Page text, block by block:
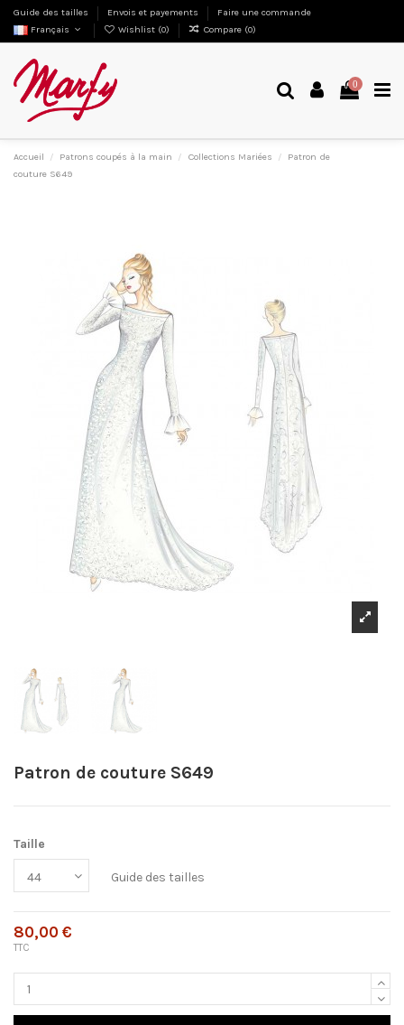
Guide des tailles Envois et payements
Faire une commande
Français
Wishlist (0) Compare (0)
0
Accueil Patrons coupés à la main Collections Mariées
Patron de
couture S649
Patron de couture S649
Taille
Guide des tailles
80,00 €
TTC